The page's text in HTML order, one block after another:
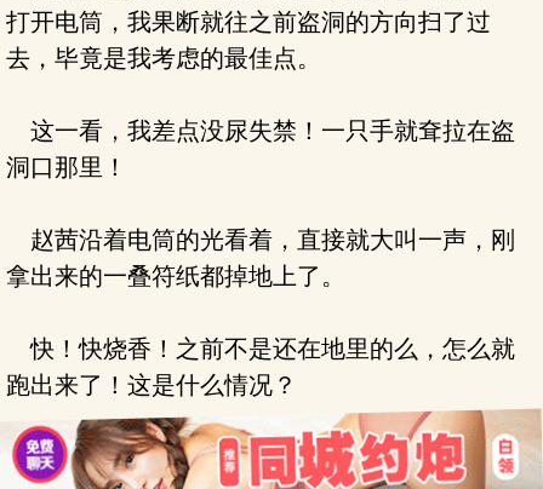
打开电筒，我果断就往之前盗洞的方向扫了过
去，毕竟是我考虑的最佳点。
这一看，我差点没尿失禁！一只手就耷拉在盗
洞口那里！
赵茜沿着电筒的光看着，直接就大叫一声，刚
拿出来的一叠符纸都掉地上了。
快！快烧香！之前不是还在地里的么，怎么就
跑出来了！这是什么情况？